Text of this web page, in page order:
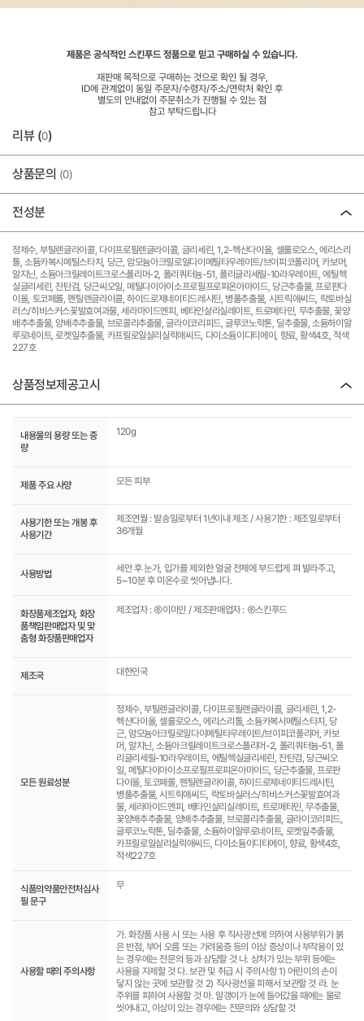
제품은 공식적인 스킨푸드 정품으로 믿고 구매하실 수 있습니다.
재판매 목적으로 구매하는 것으로 확인 될 경우,
ID에 관계없이 동일 주문자/수령자/주소/연락처 확인 후
별도의 안내없이 주문취소가 진행될 수 있는 점
참고 부탁드립니다
리뷰 (0)
상품문의 (0)
전성분
정제수, 부틸렌글라이콜, 다이프로필렌글라이콜, 글리세린, 1,2-헥산다이올, 셀룰로오스, 에리스리
톨, 소듐카복시메틸스타치, 당근, 암모늄아크릴로일다이메틸타우레이트/브이피코폴리머, 카보머,
알지닌, 소듐아크릴레이트크로스폴리머-2, 폴리쿼터늄-51, 폴리글리세릴-10라우레이트, 에틸헥
실글리세린, 잔탄검, 당근씨오일, 메틸다이아이소프로필프로피온아마이드, 당근추출물, 프로판다
이올, 토코페롤, 펜틸렌글라이콜, 하이드로제네이티드레시틴, 병풀추출물, 시트릭애씨드, 락토바실
러스/히비스커스꽃발효여과물, 세라마이드엔피, 베타인살리실레이트, 트로메타민, 무추출물, 꽃양
배추추출물, 양배추추출물, 브로콜리추출물, 글라이코리피드, 글루코노락톤, 딜추출물, 소듐하이알
루로네이트, 로켓잎추출물, 카프릴로일살리실릭애씨드, 다이소듐이디티에이, 향료, 황색4호, 적색
227호
상품정보제공고시
내용물의 용량 또는 중
량
120g
제품 주요 사양 모든 피부
사용기한 또는 개봉 후
사용기간
제조연월 : 발송일로부터 1년이내 제조 / 사용기한 : 제조일로부터
36개월
사용방법
세안 후 눈가, 입가를 제외한 얼굴 전체에 부드럽게 펴 발라주고,
5~10분 후 미온수로 씻어냅니다.
화장품제조업자, 화장
품책임판매업자 및 맞
춤형 화장품판매업자
제조업자 : ㈜이미인 / 제조판매업자 : ㈜스킨푸드
제조국 대한민국
모든 원료성분
정제수, 부틸렌글라이콜, 다이프로필렌글라이콜, 글리세린, 1,2-
헥산다이올, 셀룰로오스, 에리스리톨, 소듐카복시메틸스타치, 당
근, 암모늄아크릴로일다이메틸타우레이트/브이피코폴리머, 카보
머, 알지닌, 소듐아크릴레이트크로스폴리머-2, 폴리쿼터늄-51, 폴
리글리세릴-10라우레이트, 에틸헥실글리세린, 잔탄검, 당근씨오
일, 메틸다이아이소프로필프로피온아마이드, 당근추출물, 프로판
다이올, 토코페롤, 펜틸렌글라이콜, 하이드로제네이티드레시틴,
병풀추출물, 시트릭애씨드, 락토바실러스/히비스커스꽃발효여과
물, 세라마이드엔피, 베타인살리실레이트, 트로메타민, 무추출물,
꽃양배추추출물, 양배추추출물, 브로콜리추출물, 글라이코리피드,
글루코노락톤, 딜추출물, 소듐하이알루로네이트, 로켓잎추출물,
카프릴로일살리실릭애씨드, 다이소듐이디티에이, 향료, 황색4호,
적색227호
식품의약품안전처심사
필 문구
무
사용할 때의 주의사항
가. 화장품 사용 시 또는 사용 후 직사광선에 의하여 사용부위가 붉
은 반점, 부어 오름 또는 가려움증 등의 이상 증상이나 부작용이 있
는 경우에는 전문의 등과 상담할 것 나. 상처가 있는 부위 등에는
사용을 자제할 것 다. 보관 및 취급 시 주의사항 1) 어린이의 손이
닿지 않는 곳에 보관할 것 2) 직사광선을 피해서 보관할 것 라. 눈
주위를 피하여 사용할 것 마. 알갱이가 눈에 들어갔을 때에는 물로
씻어내고, 이상이 있는 경우에는 전문의와 상담할 것